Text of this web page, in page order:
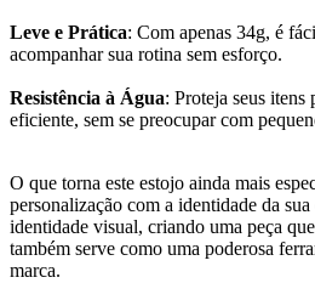
Leve e Prática: Com apenas 34g, é
acompanhar sua rotina sem esforço.
Resistência à Água: Proteja seus itens
eficiente, sem se preocupar com
O que torna este estojo ainda mais
personalização com a identidade da
identidade visual, criando uma peça
também serve como uma poderosa
marca.